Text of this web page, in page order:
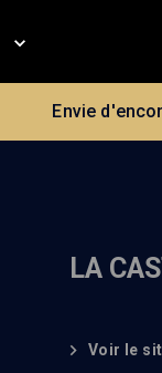
Envie
LA
Voir le